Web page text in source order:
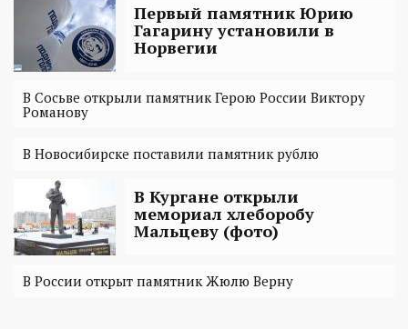
Первый памятник Юрию
Гагарину установили в
Норвегии
В Сосьве открыли памятник Герою России Виктору
Романову
В Новосибирске поставили памятник рублю
В Кургане открыли
мемориал хлеборобу
Мальцеву (фото)
В России открыт памятник Жюлю Верну